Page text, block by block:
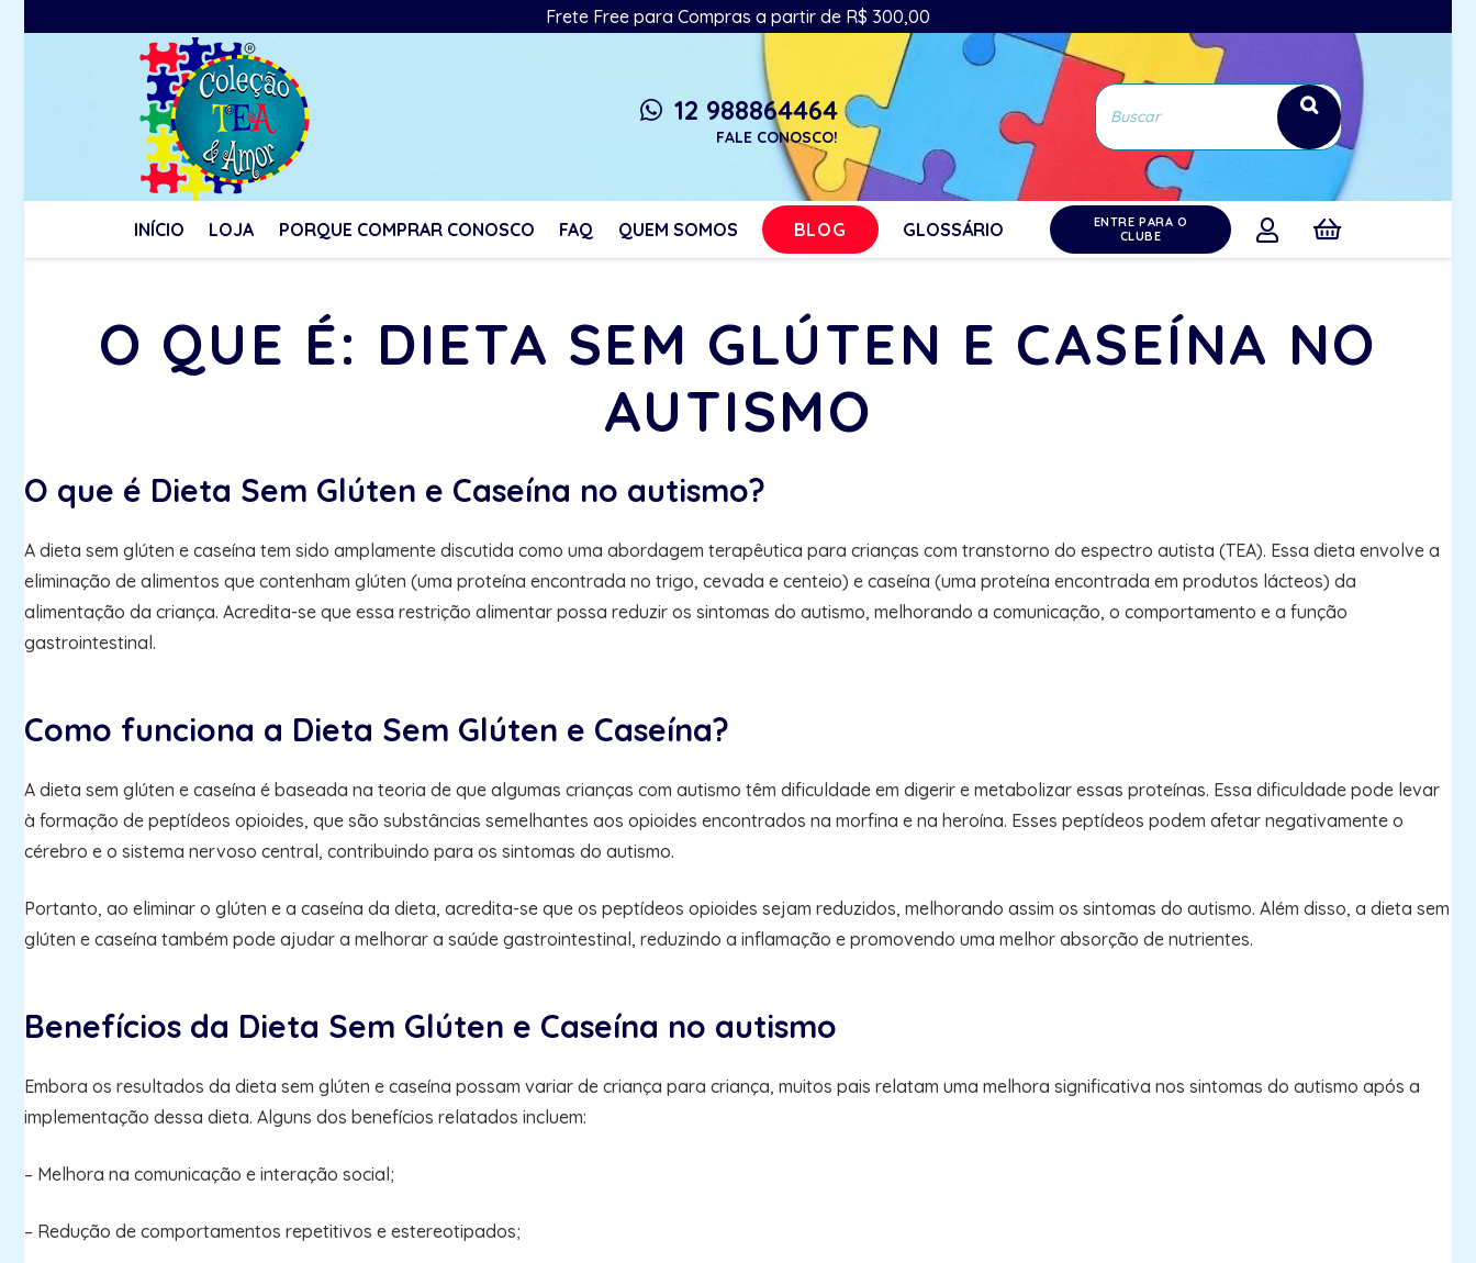
Frete Free para Compras a partir de R$ 300,00
whatsapp 12 988864464
FALE CONOSCO!
INÍCIO LOJA PORQUE COMPRAR CONOSCO FAQ QUEM SOMOS BLOG GLOSSÁRIO
ENTRE PARA O
CLUBE
O QUE É: DIETA SEM GLÚTEN E CASEÍNA NO
AUTISMO
O que é Dieta Sem Glúten e Caseína no autismo?
A dieta sem glúten e caseína tem sido amplamente discutida como uma abordagem terapêutica para crianças com transtorno do espectro autista (TEA). Essa dieta envolve a
eliminação de alimentos que contenham glúten (uma proteína encontrada no trigo, cevada e centeio) e caseína (uma proteína encontrada em produtos lácteos) da
alimentação da criança. Acredita-se que essa restrição alimentar possa reduzir os sintomas do autismo, melhorando a comunicação, o comportamento e a função
gastrointestinal.
Como funciona a Dieta Sem Glúten e Caseína?
A dieta sem glúten e caseína é baseada na teoria de que algumas crianças com autismo têm dificuldade em digerir e metabolizar essas proteínas. Essa dificuldade pode levar
à formação de peptídeos opioides, que são substâncias semelhantes aos opioides encontrados na morfina e na heroína. Esses peptídeos podem afetar negativamente o
cérebro e o sistema nervoso central, contribuindo para os sintomas do autismo.
Portanto, ao eliminar o glúten e a caseína da dieta, acredita-se que os peptídeos opioides sejam reduzidos, melhorando assim os sintomas do autismo. Além disso, a dieta sem
glúten e caseína também pode ajudar a melhorar a saúde gastrointestinal, reduzindo a inflamação e promovendo uma melhor absorção de nutrientes.
Benefícios da Dieta Sem Glúten e Caseína no autismo
Embora os resultados da dieta sem glúten e caseína possam variar de criança para criança, muitos pais relatam uma melhora significativa nos sintomas do autismo após a
implementação dessa dieta. Alguns dos benefícios relatados incluem:
– Melhora na comunicação e interação social;
– Redução de comportamentos repetitivos e estereotipados;